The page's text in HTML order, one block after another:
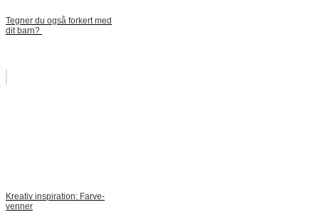
Tegner du også forkert med
dit barn?
Kreativ inspiration: Farve-
venner